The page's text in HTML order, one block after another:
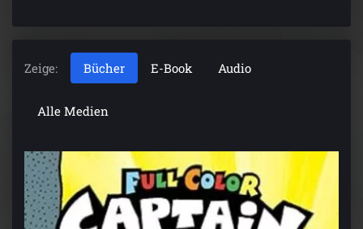
Zeige: Bücher E-Book Audio
Alle Medien